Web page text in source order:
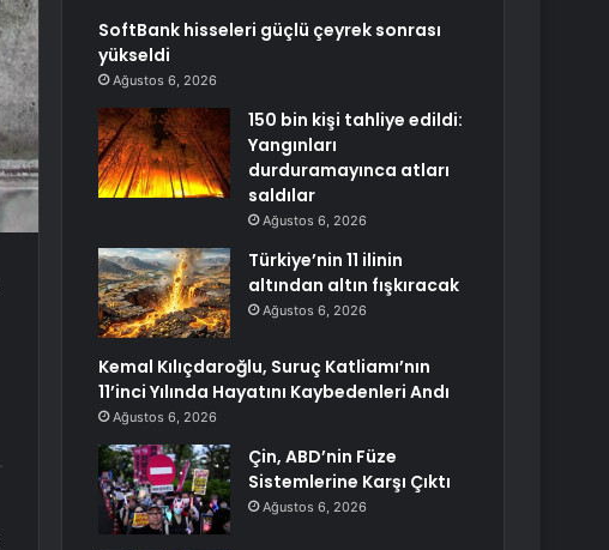
SoftBank hisseleri güçlü çeyrek sonrası
yükseldi
Ağustos 6, 2026
150 bin kişi tahliye edildi:
Yangınları
durduramayınca atları
saldılar
Ağustos 6, 2026
Türkiye’nin 11 ilinin
altından altın fışkıracak
Ağustos 6, 2026
Kemal Kılıçdaroğlu, Suruç Katliamı’nın
11’inci Yılında Hayatını Kaybedenleri Andı
Ağustos 6, 2026
Çin, ABD’nin Füze
Sistemlerine Karşı Çıktı
Ağustos 6, 2026